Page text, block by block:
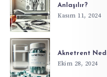
Anlaşılır?
Kasım 11, 2024
Aknetrent
Ekim 28, 2024